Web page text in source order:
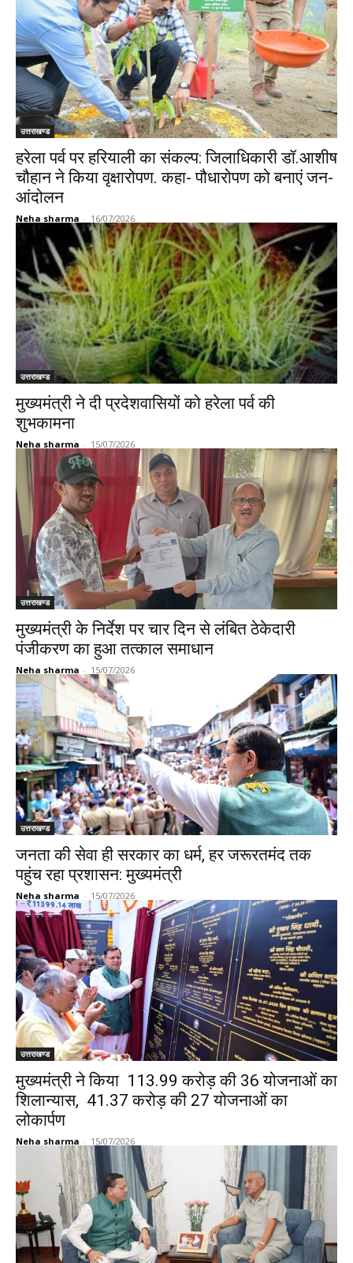
उत्तराखण्ड
हरेला पर्व पर हरियाली का संकल्प: जिलाधिकारी डॉ.आशीष
चौहान ने किया वृक्षारोपण. कहा- पौधारोपण को बनाएं जन-
आंदोलन
Neha sharma - 16/07/2026
उत्तराखण्ड
मुख्यमंत्री ने दी प्रदेशवासियों को हरेला पर्व की
शुभकामना
Neha sharma - 15/07/2026
उत्तराखण्ड
मुख्यमंत्री के निर्देश पर चार दिन से लंबित ठेकेदारी
पंजीकरण का हुआ तत्काल समाधान
Neha sharma - 15/07/2026
उत्तराखण्ड
जनता की सेवा ही सरकार का धर्म, हर जरूरतमंद तक
पहुंच रहा प्रशासन: मुख्यमंत्री
Neha sharma - 15/07/2026
उत्तराखण्ड
मुख्यमंत्री ने किया ₹ 113.99 करोड़ की 36 योजनाओं का
शिलान्यास, ₹ 41.37 करोड़ की 27 योजनाओं का
लोकार्पण
Neha sharma - 15/07/2026